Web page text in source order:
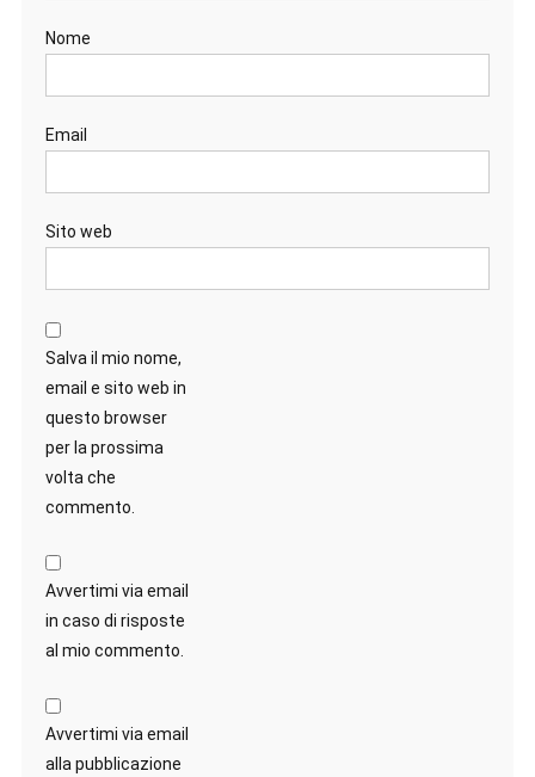
Nome
Email
Sito web
Salva il mio nome,
email e sito web in
questo browser
per la prossima
volta che
commento.
Avvertimi via email
in caso di risposte
al mio commento.
Avvertimi via email
alla pubblicazione